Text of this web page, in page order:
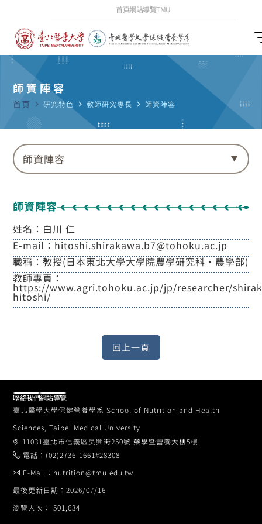
首頁網站導覽TMU
師資陣容
首頁 navigate_next 研究特色 navigate_next 教師研究專長 navigate_next 師資陣容
師資陣容
師資陣容
姓名：白川 仁
E-mail：hitoshi.shirakawa.b7@tohoku.ac.jp
職稱：教授(日本東北大學大學院農學研究科•農學部)
教師專頁：
https://www.agri.tohoku.ac.jp/jp/researcher/
hitoshi/
臺北醫學大學保健營養學系 School of Nutrition and Health
Sciences, Taipei Medical University
11031臺北市信義區吳興街250號 藥學暨營養大樓5樓
電話：(02)2736-1661#28308
瀏覽人次： 501,634
E-Mail：nutrition@tmu.edu.tw
最後更新日期：2026/07/16
聯絡我們網站導覽